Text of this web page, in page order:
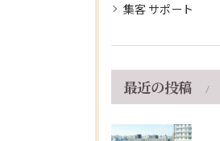
集客 サポート
最近の投稿